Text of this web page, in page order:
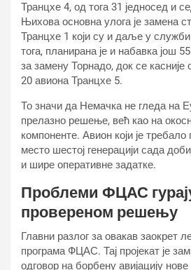
Транцхе 4, од тога 31 једносед и
Њихова основна улога је замена
Транцхе 1 који су и даље у
тога, планирана је и набавка још
за замену Торнадо, док се касније
20 авиона Транцхе 5.
То значи да Немачка не гледа на
прелазно решење, већ као на
компоненте. Авион који је
место шестој генерацији сада
и шире оперативне задатке.
Проблеми ФЦАС
провереном решењу
Главни разлог за овакав заокрет
програма ФЦАС. Тај пројекат је
одговор на борбену авијацију нове